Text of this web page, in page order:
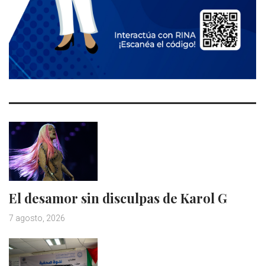
El desamor sin disculpas de Karol G
7 agosto, 2026